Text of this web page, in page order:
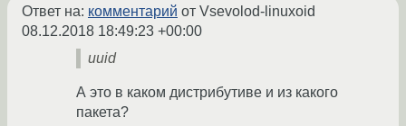
Ответ на: комментарий от Vsevolod-linuxoid
08.12.2018 18:49:23 +00:00
uuid
А это в каком дистрибутиве и из какого
пакета?